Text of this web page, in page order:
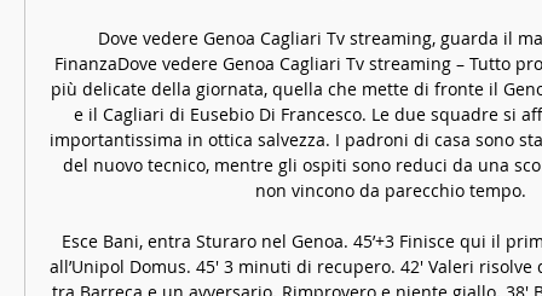
Dove vedere Genoa Cagliari Tv streaming, guarda il
FinanzaDove vedere Genoa Cagliari Tv streaming – Tutto
più delicate della giornata, quella che mette di fronte il
e il Cagliari di Eusebio Di Francesco. Le due squadre si
importantissima in ottica salvezza. I padroni di casa sono
del nuovo tecnico, mentre gli ospiti sono reduci da una
non vincono da parecchio tempo.
Esce Bani, entra Sturaro nel Genoa. 45’+3 Finisce qui il
all’Unipol Domus. 45′ 3 minuti di recupero. 42′ Valeri risolve
tra Barreca e un avversario. Rimprovero e niente giallo. 38′